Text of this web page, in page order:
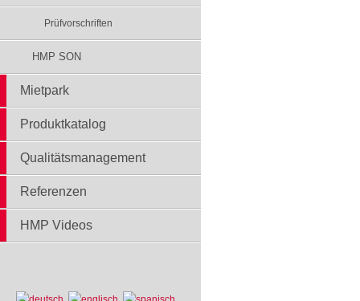
Prüfvorschriften
HMP SON
Mietpark
Produktkatalog
Qualitätsmanagement
Referenzen
HMP Videos